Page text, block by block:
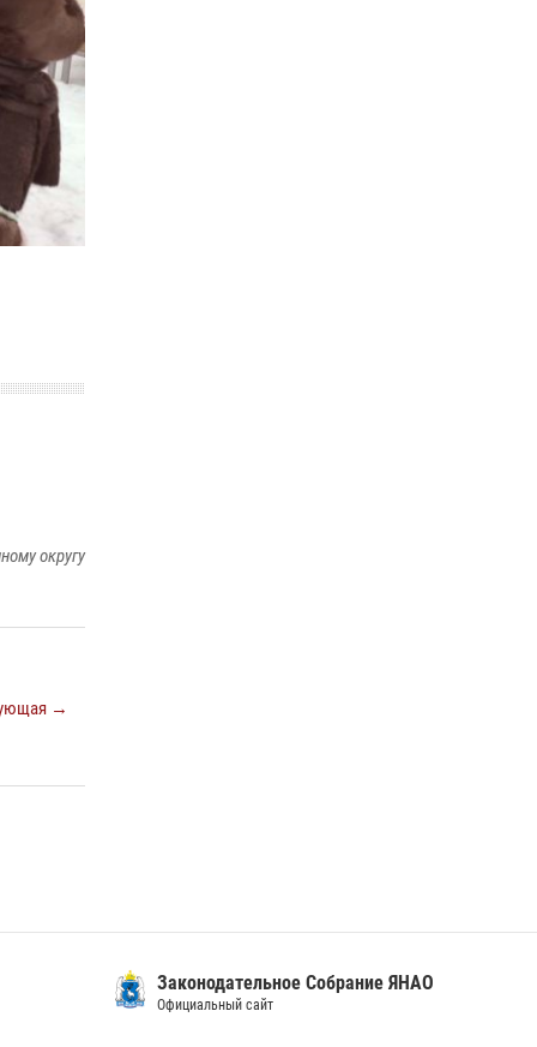
округу
→
Законодательное Собрание ЯНАО
Официальный сайт